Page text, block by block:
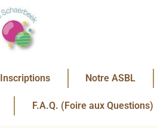
Inscriptions Notre ASBL
F.A.Q. (Foire aux Questions)